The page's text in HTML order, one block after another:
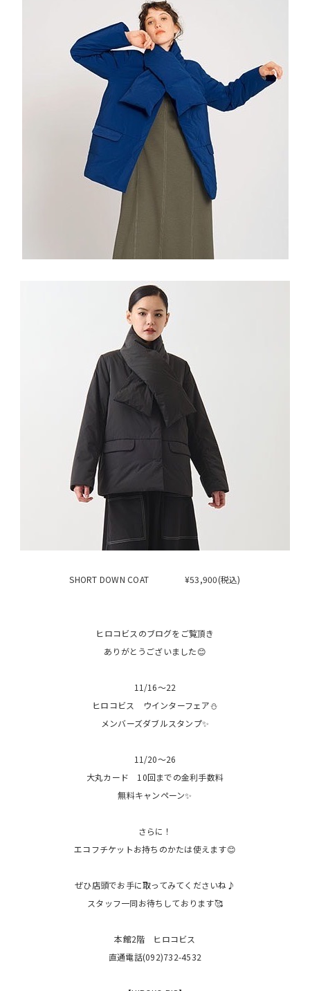
SHORT DOWN COAT ¥53,900(税込)
ヒロコビスのブログをご覧頂き
ありがとうございました😊
11/16〜22
ヒロコビス ウインターフェア⛄️
メンバーズダブルスタンプ✨
11/20〜26
大丸カード 10回までの金利手数料
無料キャンペーン✨
さらに！
エコフチケットお持ちのかたは使えます😊
ぜひ店頭でお手に取ってみてくださいね♪
スタッフ一同お待ちしております🥰
本館2階 ヒロコビス
直通電話(092)732-4532